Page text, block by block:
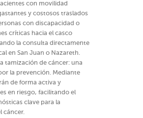
con movilidad
y costosos traslados
con discapacidad o
críticas hacia el casco
la consulta directamente
en San Juan o Nazareth.
tamización de cáncer: una
la prevención. Mediante
de forma activa y
en riesgo, facilitando el
clave para la
cáncer.